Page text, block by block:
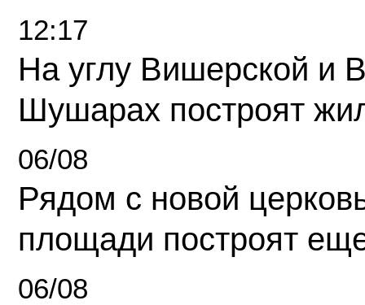
12:17
На углу Вишерской и
Шушарах построят
06/08
Рядом с новой
площади построят
06/08